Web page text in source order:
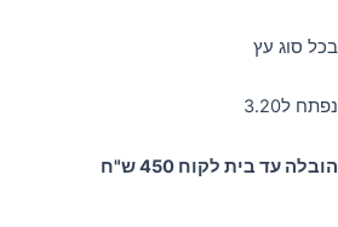
בכל סוג עץ
נפתח ל3.20
הובלה עד בית לקוח 450 ש"ח